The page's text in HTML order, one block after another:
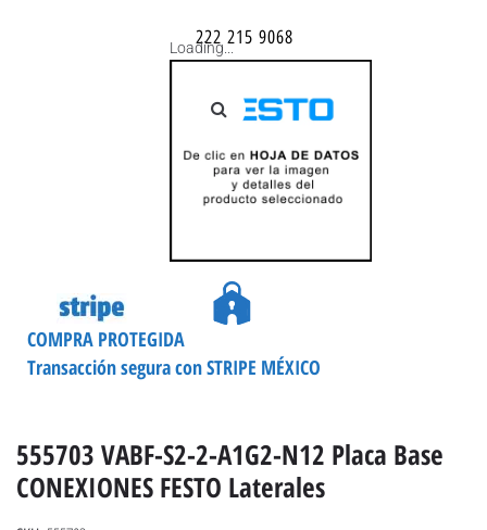
222 215 9068
Loading...
Transacción segura con STRIPE MÉXICO
COMPRA PROTEGIDA
555703 VABF-S2-2-A1G2-N12 Placa Base
CONEXIONES FESTO Laterales